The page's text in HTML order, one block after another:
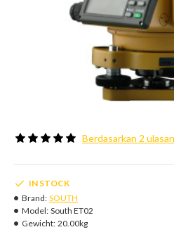
Berdasarkan 2
IN STOCK
Brand: SOUTH
Model: South ET02
Gewicht: 20.00kg